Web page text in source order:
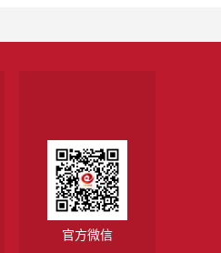
官方微信